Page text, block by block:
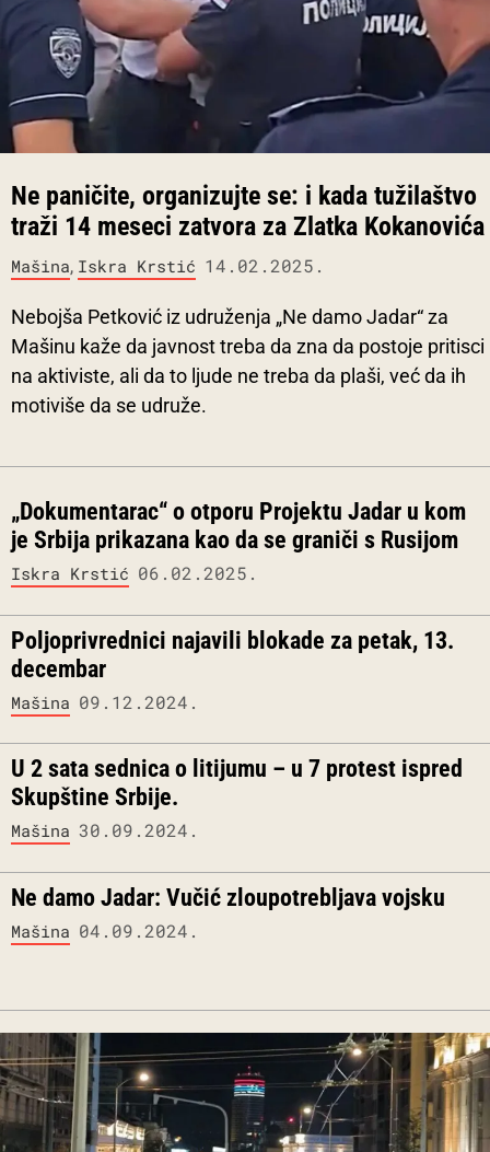
Ne paničite, organizujte se: i kada tužilaštvo
traži 14 meseci zatvora za Zlatka Kokanovića
Mašina, Iskra Krstić 14.02.2025.
Nebojša Petković iz udruženja „Ne damo Jadar“ za
Mašinu kaže da javnost treba da zna da postoje pritisci
na aktiviste, ali da to ljude ne treba da plaši, već da ih
motiviše da se udruže.
„Dokumentarac“ o otporu Projektu Jadar u kom
je Srbija prikazana kao da se graniči s Rusijom
Iskra Krstić 06.02.2025.
Poljoprivrednici najavili blokade za petak, 13.
decembar
Mašina 09.12.2024.
U 2 sata sednica o litijumu – u 7 protest ispred
Skupštine Srbije.
Mašina 30.09.2024.
Ne damo Jadar: Vučić zloupotrebljava vojsku
Mašina 04.09.2024.